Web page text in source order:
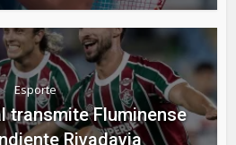
Esporte
transmite Fluminense
Rivadavia